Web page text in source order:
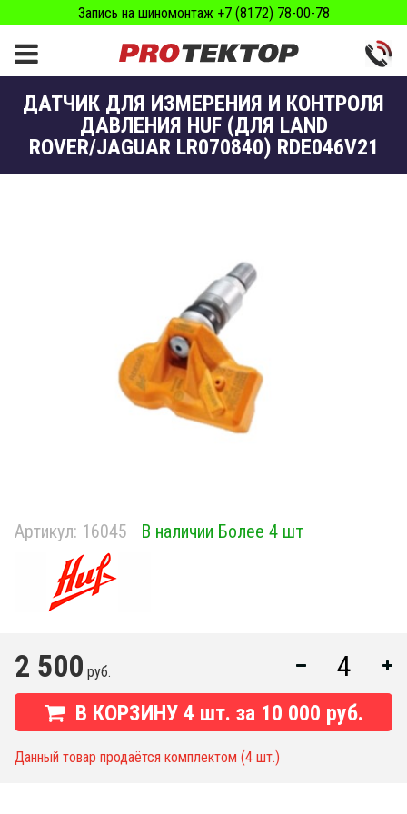
Запись на шиномонтаж +7 (8172) 78-00-78
ДАТЧИК ДЛЯ ИЗМЕРЕНИЯ И КОНТРОЛЯ
ДАВЛЕНИЯ HUF (ДЛЯ LAND
ROVER/JAGUAR LR070840) RDE046V21
Артикул: 16045 В наличии Более 4 шт
2 500 руб.
В КОРЗИНУ 4 шт. за 10 000 руб.
Данный товар продаётся комплектом (4 шт.)